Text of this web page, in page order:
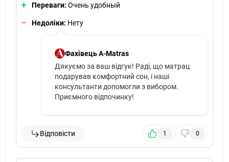
Переваги: Очень удобный
Недоліки: Нету
Фахівець A-Matras
Дякуємо за ваш відгук! Раді, що матрац
подарував комфортний сон, і наші
консультанти допомогли з вибором.
Приємного відпочинку!
Відповісти 1 0